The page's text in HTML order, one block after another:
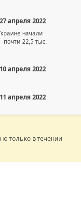
апреля 2022
начали
почти 22,5 тыс.
апреля 2022
апреля 2022
только в течении